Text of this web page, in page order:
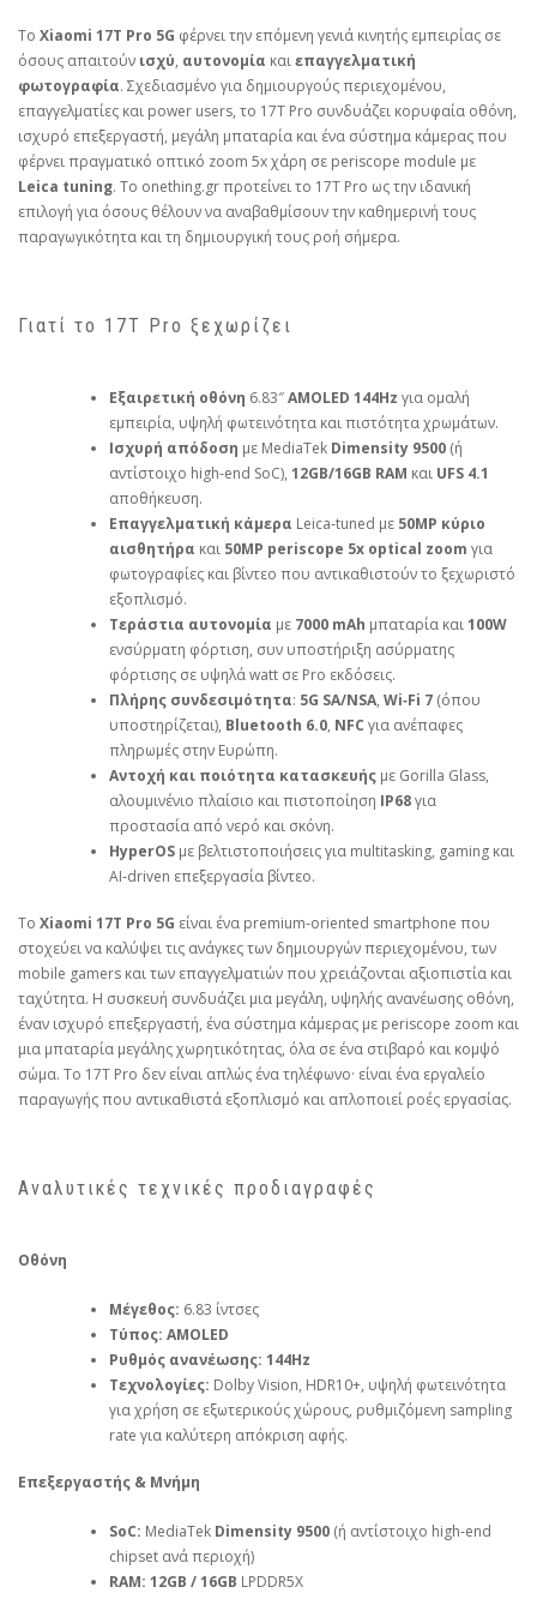
Το Xiaomi 17T Pro 5G φέρνει την επόμενη γενιά κινητής εμπειρίας σε
όσους απαιτούν ισχύ, αυτονομία καιεπαγγελματική
φωτογραφία. Σχεδιασμένο για δημιουργούς περιεχομένου,
επαγγελματίες και power users, το 17T Pro συνδυάζει κορυφαία οθόνη,
ισχυρό επεξεργαστή, μεγάλη μπαταρία και ένα σύστημα κάμερας που
φέρνει πραγματικό οπτικό zoom 5x χάρη σε periscope module με
Leica tuning. Το onething.gr προτείνει το 17T Pro ως την ιδανική
επιλογή για όσους θέλουν να αναβαθμίσουν την καθημερινή τους
παραγωγικότητα και τη δημιουργική τους ροή σήμερα.
Γιατί το 17T Pro ξεχωρίζει
Εξαιρετική οθόνη 6.83″AMOLED 144Hz για ομαλή
εμπειρία, υψηλή φωτεινότητα και πιστότητα χρωμάτων.
Ισχυρή απόδοση με MediaTek Dimensity 9500 (ή
αντίστοιχο high‑end SoC), 12GB/16GB RAM και UFS 4.1
αποθήκευση.
Επαγγελματική κάμερα Leica‑tuned με 50MP κύριο
αισθητήρα και 50MP periscope 5x optical zoom για
φωτογραφίες και βίντεο που αντικαθιστούν το ξεχωριστό
εξοπλισμό.
Τεράστια αυτονομία με 7000 mAh μπαταρία και100W
ενσύρματη φόρτιση, συν υποστήριξη ασύρματης
φόρτισης σε υψηλά watt σε Pro εκδόσεις.
Πλήρης συνδεσιμότητα: 5G SA/NSA, Wi‑Fi 7 (όπου
υποστηρίζεται), Bluetooth 6.0, NFC για ανέπαφες
πληρωμές στην Ευρώπη.
Αντοχή και ποιότητα κατασκευής με Gorilla Glass,
αλουμινένιο πλαίσιο και πιστοποίηση IP68για
προστασία από νερό και σκόνη.
HyperOS με βελτιστοποιήσεις για multitasking, gaming και
AI‑driven επεξεργασία βίντεο.
Το Xiaomi 17T Pro 5G είναι ένα premium‑oriented smartphone που
στοχεύει να καλύψει τις ανάγκες των δημιουργών περιεχομένου, των
mobile gamers και των επαγγελματιών που χρειάζονται αξιοπιστία και
ταχύτητα. Η συσκευή συνδυάζει μια μεγάλη, υψηλής ανανέωσης οθόνη,
έναν ισχυρό επεξεργαστή, ένα σύστημα κάμερας με periscope zoom και
μια μπαταρία μεγάλης χωρητικότητας, όλα σε ένα στιβαρό και κομψό
σώμα. Το 17T Pro δεν είναι απλώς ένα τηλέφωνο· είναι ένα εργαλείο
παραγωγής που αντικαθιστά εξοπλισμό και απλοποιεί ροές εργασίας.
Αναλυτικές τεχνικές προδιαγραφές
Οθόνη
Μέγεθος: 6.83 ίντσες
Τύπος: AMOLED
Ρυθμός ανανέωσης: 144Hz
Τεχνολογίες: Dolby Vision, HDR10+, υψηλή φωτεινότητα
για χρήση σε εξωτερικούς χώρους, ρυθμιζόμενη sampling
rate για καλύτερη απόκριση αφής.
Επεξεργαστής & Μνήμη
SoC: MediaTek Dimensity 9500 (ή αντίστοιχο high‑end
chipset ανά περιοχή)
RAM: 12GB / 16GB LPDDR5X